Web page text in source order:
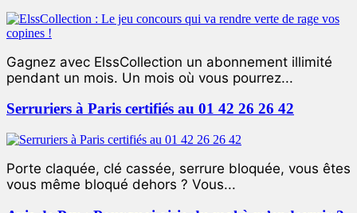
Gagnez avec ElssCollection un abonnement illimité
pendant un mois. Un mois où vous pourrez...
Serruriers à Paris certifiés au 01 42 26 26 42
Porte claquée, clé cassée, serrure bloquée, vous êtes
vous même bloqué dehors ? Vous...